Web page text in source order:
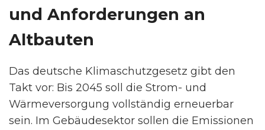
und Anforderungen an
Altbauten
Das deutsche Klimaschutzgesetz gibt den
Takt vor: Bis 2045 soll die Strom- und
Wärmeversorgung vollständig erneuerbar
sein. Im Gebäudesektor sollen die Emissionen